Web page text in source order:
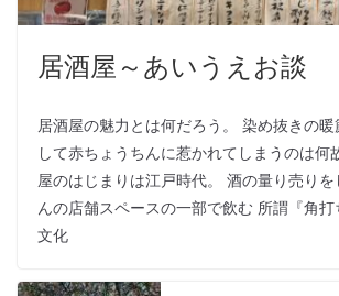
居酒屋～あいうえお談
居酒屋の魅力とは何だろう。 染め抜きの
して赤ちょうちんに惹かれてしまうのは何
屋のはじまりは江戸時代。 酒の量り売りを
んの店舗スペースの一部で飲む 所謂『角
文化